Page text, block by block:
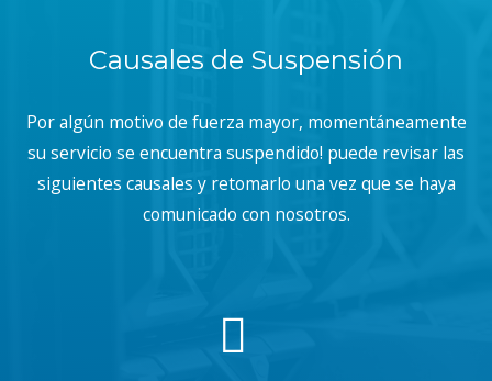
Causales de Suspensión
Por algún motivo de fuerza mayor, momentáneamente
su servicio se encuentra suspendido! puede revisar las
siguientes causales y retomarlo una vez que se haya
comunicado con nosotros.